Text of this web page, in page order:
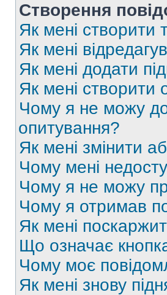
Створення
Як мені створити
Як мені
Як мені додати
Як мені створити
Чому я не можу
опитування?
Як мені змінити
Чому мені
Чому я не можу
Чому я отримав
Як мені
Що означає
Чому моє
Як мені знову